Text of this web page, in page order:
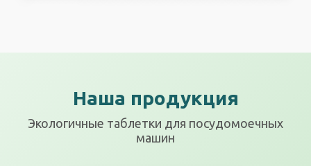
Наша продукция
Экологичные таблетки для посудомоечных
машин